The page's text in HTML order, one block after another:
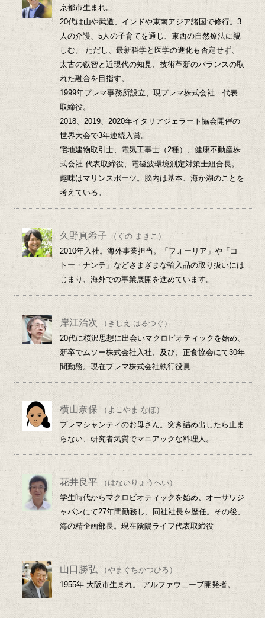
京都市生まれ。
20代は山や武道、インドや東南アジア諸国で修行。3
人の介護、5人の子育てを通じ、東西の自然療法に親
しむ。 ただし、最新科学と医学の進化も否定せず、
太古の叡智と近現代の知見、技術革新のバランスの取
れた融合を目指す。
1999年プレマ事務所設立、現プレマ株式会社 代表
取締役。
2018、2019、2020年イタリアジェラート協会開催の
世界大会で3年連続入賞。
宅地建物取引士、電気工事士（2種）、健康不動産株
式会社 代表取締役、電磁波環境測定対策士組合長。
趣味はマリンスポーツ。脳内は基本、海か湖のことを
考えている。
久野真希子
（くの まきこ）
2010年入社。海外事業担当。「フォーリア」や「コ
トー・ナンテ」などさまざまな輸入品の取り扱いには
じまり、海外での事業展開を進めています。
岸江治次
（きしえ はるつぐ）
20代に桜沢思想に出会いマクロビオティックを始め、
新卒でムソー株式会社入社、及び、正食協会にて30年
間勤務。現在プレマ株式会社執行役員
横山奈保
（よこやま なほ）
プレマシャンティのお母さん。突き詰め出したら止ま
らない、研究者気質でマニアックな料理人。
花井良平
（はないりょうへい）
学生時代からマクロビオティックを始め、オーサワジ
ャパンにて27年間勤務し、同社社長を歴任。その後、
海の精企画部長。現在陰陽ライフ代表取締役
山口勝弘
（やまぐちかつひろ）
1955年 大阪市生まれ。 アルファウェーブ開発者。